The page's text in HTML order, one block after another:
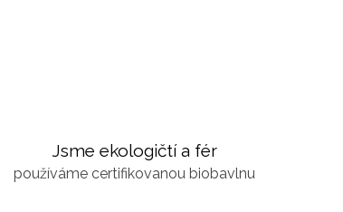
Jsme ekologičtí a fér
používáme certifikovanou biobavlnu